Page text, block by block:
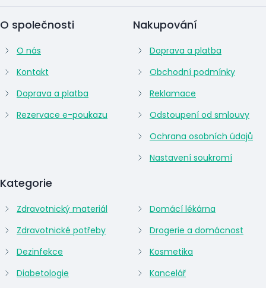
O společnosti
O nás
Kontakt
Doprava a platba
Rezervace e-poukazu
Kategorie
Zdravotnický materiál
Zdravotnické potřeby
Dezinfekce
Diabetologie
Domácí lékárna
Drogerie a domácnost
Kosmetika
Kancelář
Nakupování
Doprava a platba
Obchodní podmínky
Reklamace
Odstoupení od smlouvy
Ochrana osobních údajů
Nastavení soukromí